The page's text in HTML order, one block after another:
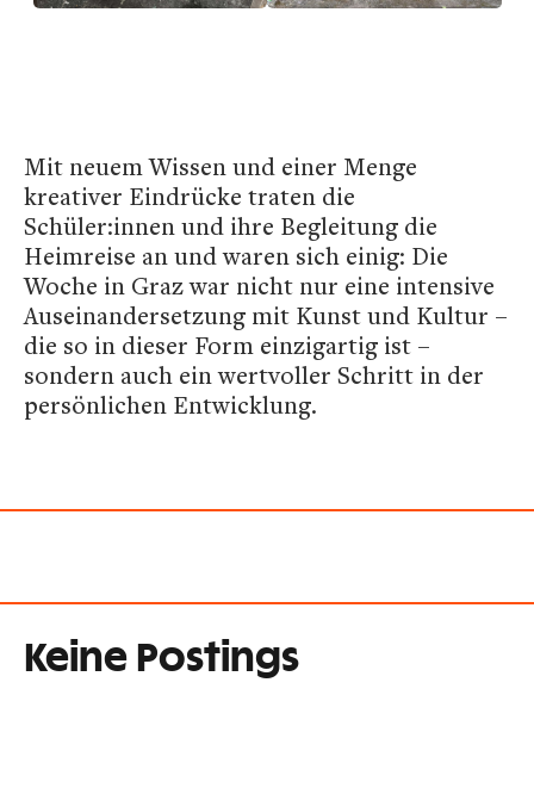
Mit neuem Wissen und einer Menge
kreativer Eindrücke traten die
Schüler:innen und ihre Begleitung die
Heimreise an und waren sich einig: Die
Woche in Graz war nicht nur eine intensive
Auseinandersetzung mit Kunst und Kultur –
die so in dieser Form einzigartig ist –
sondern auch ein wertvoller Schritt in der
persönlichen Entwicklung.
Keine Postings